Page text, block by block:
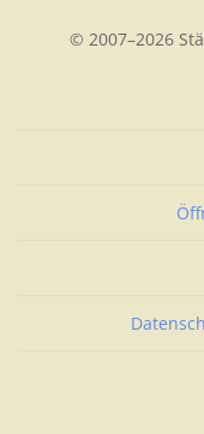
© 2007–2026